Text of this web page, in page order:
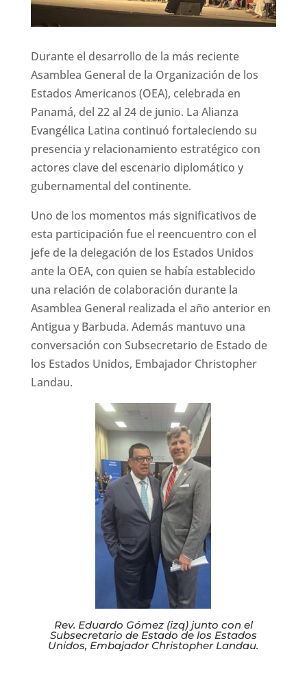
Durante el desarrollo de la más reciente
Asamblea General de la Organización de los
Estados Americanos (OEA), celebrada en
Panamá, del 22 al 24 de junio. La Alianza
Evangélica Latina continuó fortaleciendo su
presencia y relacionamiento estratégico con
actores clave del escenario diplomático y
gubernamental del continente.
Uno de los momentos más significativos de
esta participación fue el reencuentro con el
jefe de la delegación de los Estados Unidos
ante la OEA, con quien se había establecido
una relación de colaboración durante la
Asamblea General realizada el año anterior en
Antigua y Barbuda. Además mantuvo una
conversación con Subsecretario de Estado de
los Estados Unidos, Embajador Christopher
Landau.
Rev. Eduardo Gómez (izq) junto con el
Subsecretario de Estado de los Estados
Unidos, Embajador Christopher Landau.